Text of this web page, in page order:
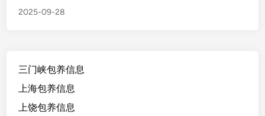
石
虎
萝
一
2025-09-28
三门峡包养信息
上海包养信息
上饶包养信息